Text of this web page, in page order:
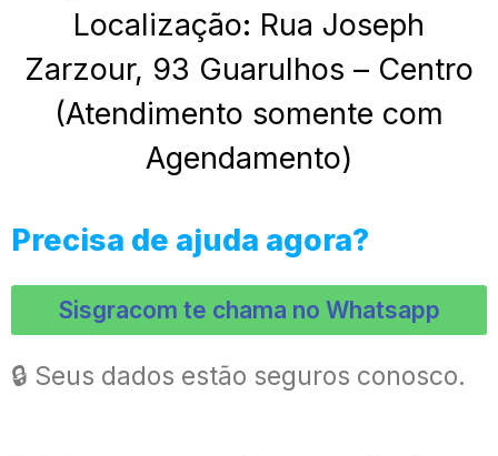
Localização: Rua Joseph
Zarzour, 93 Guarulhos – Centro
(Atendimento somente com
Agendamento)
Precisa de ajuda agora?
Sisgracom te chama no Whatsapp
🔒 Seus dados estão seguros conosco.